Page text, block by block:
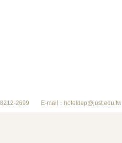
2699 E-mail：hoteldep@just.edu.tw